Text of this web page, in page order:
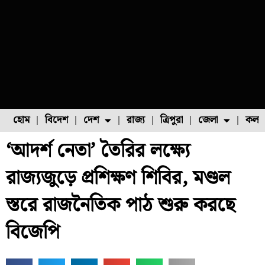
হোম বিদেশ দেশ
ফুল চাষ ফল চাষ মাছ চাষ
রাজ্য ত্রিপুরা জেলা
‘আদর্শ নেতা’ তৈরির লক্ষ্যে
রাজ্যজুড়ে প্রশিক্ষণ শিবির, মণ্ডল
স্তরে রাজনৈতিক পাঠ শুরু করছে
বিজেপি